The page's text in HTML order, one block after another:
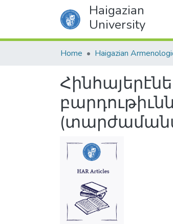
Haigazian
University
Home